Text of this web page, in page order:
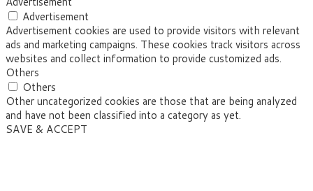
Advertisement
Advertisement cookies are used to provide visitors with relevant
ads and marketing campaigns. These cookies track visitors across
websites and collect information to provide customized ads.
Others
Others
Other uncategorized cookies are those that are being analyzed
and have not been classified into a category as yet.
SAVE & ACCEPT